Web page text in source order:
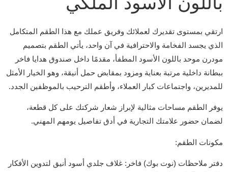
ارتقي بمستوى تقديرك لعملائك وفريق عملك مع هذا الطقم المتكامل
الذي يجسد الفخامة والاحترافية في آن واحد، يأتي الطقم بتصميم
مودرن موحد باللون الأسود المطفأ، مقدمًا داخل صندوق هدايا فاخر
ببطانة داخلية مرتبة بعناية ومزود بمقابض حمل أنيقة، وهو الخيار الأمثل
للمديرين، واجتماعات كبار العملاء، وأطقم الترحيب بالموظفين الجدد.
يوفر الطقم مساحات مثالية لإبراز شعار شركتك على كل قطعة،
لضمان حضور علامتك التجارية في أدق تفاصيل يومهم المهني.
مكونات الطقم:
دفتر ملاحظات (نوت بوك) فاخر: غلاف جلدي أسود أنيق لتدوين الأفكار